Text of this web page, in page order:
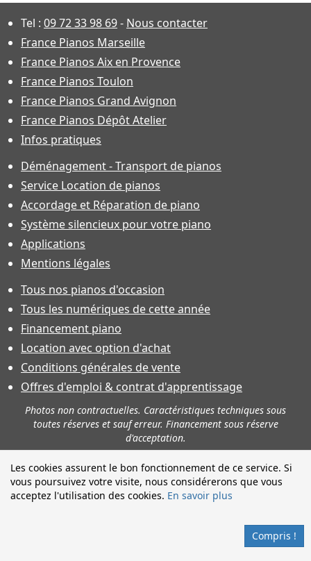
Les cookies assurent le bon fonctionnement de ce service. Si
vous poursuivez votre visite, nous considérerons que vous
acceptez l'utilisation des cookies. En savoir plus
Compris !
Tel : 09 72 33 98 69- Nous contacter
France Pianos Marseille
France Pianos Aix en Provence
France Pianos Toulon
France Pianos Grand Avignon
France Pianos Dépôt Atelier
Infos pratiques
Déménagement - Transport de pianos
Service Location de pianos
Accordage et Réparation de piano
Système silencieux pour votre piano
Applications
Mentions légales
Tous nos pianos d'occasion
Tous les numériques de cette année
Financement piano
Location avec option d'achat
Conditions générales de vente
Offres d'emploi & contrat d'apprentissage
Photos non contractuelles. Caractéristiques techniques sous
toutes réserves et sauf erreur. Financement sous réserve
d'acceptation.